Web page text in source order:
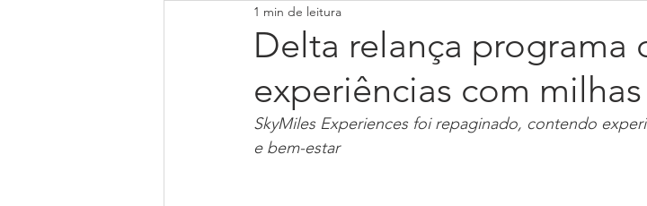
Delta relança programa
experiências com milhas
1 min de leitura
SkyMiles Experiences foi repaginado, contendo
e bem-estar